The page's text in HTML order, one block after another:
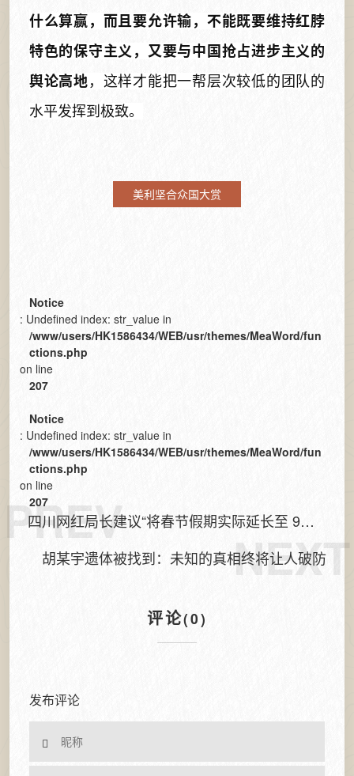
什么算赢，而且要允许输，不能既要维持红脖
特色的保守主义，又要与中国抢占进步主义的
舆论高地，这样才能把一帮层次较低的团队的
水平发挥到极致。
美利坚合众国大赏
Notice
: Undefined index: str_value in
/www/users/HK1586434/WEB/usr/themes/MeaWord/fun
ctions.php
on line
207
Notice
: Undefined index: str_value in
/www/users/HK1586434/WEB/usr/themes/MeaWord/fun
ctions.php
on line
207
PREV
四川网红局长建议“将春节假期实际延长至 9
天”：关注点不能跑偏
NEXT
胡某宇遗体被找到：未知的真相终将让人破防
评论(0)
发布评论